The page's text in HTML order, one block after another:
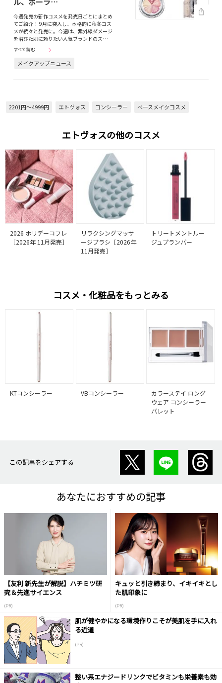
今週発売の新作コスメを発売日ごとにまとめ
てご紹介！ 9月に突入し、本格的に秋冬コス
メが続々と発売に。今週は、紫外線ダメージ
を浴びた肌に頼りたい人気ブランドのス…
すべて読む
メイクアップニュース
2201円～4999円 エトヴォス コンシーラー ベースメイクコスメ
エトヴォスの他のコスメ
2026 ホリデーコフレ
［2026年 11月発売］
リラクシングマッサ
ージブラシ［2026年
11月発売］
トリートメントルー
ジュプランパー
コスメ・化粧品をもっとみる
KTコンシーラー VBコンシーラー
カラーステイ ロング
ウェア コンシーラー
パレット
この記事をシェアする
あなたにおすすめの記事
【友利 新先生が解説】ハチミツ研
究＆先進サイエンス
(PR)
キュッと引き締まり、イキイキとし
た肌印象に
(PR)
肌が健やかになる環境作りこそが美肌を手に入れ
る近道
(PR)
整い系エナジードリンクでビタミンも栄養素も効